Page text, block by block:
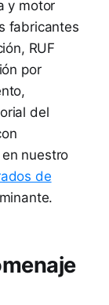
y motor
fabricantes
RUF
por
del
nuestro
de